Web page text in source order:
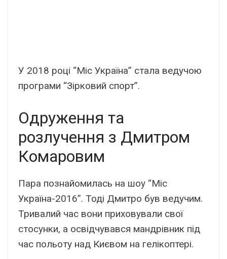
У 2018 році “Міс Україна” стала ведучою
програми “Зірковий спорт”.
Одруження та
розлучення з Дмитром
Комаровим
Пара познайомилась на шоу “Міс
Україна-2016”. Тоді Дмитро був ведучим.
Тривалий час вони приховували свої
стосунки, а освідчувався мандрівник під
час польоту над Києвом на гелікоптері.